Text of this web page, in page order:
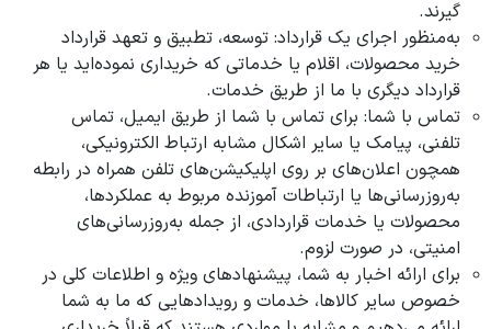
گیرند.
به‌منظور اجرای یک قرارداد: توسعه، تطبیق و تعهد قرارداد
خرید محصولات، اقلام یا خدماتی که خریداری نموده‌اید یا هر
قرارداد دیگری با ما از طریق خدمات.
تماس با شما: برای تماس با شما از طریق ایمیل، تماس
تلفنی، پیامک یا سایر اشکال مشابه ارتباط الکترونیکی،
همچون اعلان‌های بر روی اپلیکیشن‌های تلفن همراه در رابطه
به‌روزرسانی‌ها یا ارتباطات آموزنده مربوط به عملکردها،
محصولات یا خدمات قراردادی، از جمله به‌روزرسانی‌های
امنیتی، در صورت لزوم.
برای ارائه اخبار به شما، پیشنهادهای ویژه و اطلاعات کلی در
خصوص سایر کالاها، خدمات و رویدادهایی که ما به شما